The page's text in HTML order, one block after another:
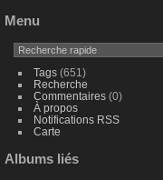
Menu
Tags(651)
Recherche
Commentaires(0)
À propos
Notifications RSS
Carte
Albums liés